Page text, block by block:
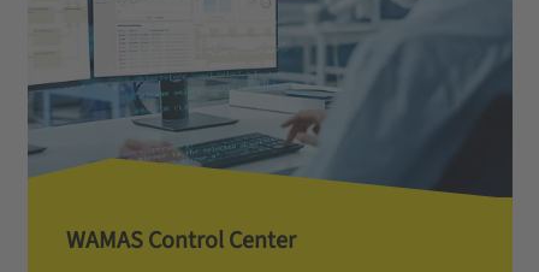
W­A­M­A­S­ ­C­o­n­t­r­o­l­ ­C­e­n­t­e­r